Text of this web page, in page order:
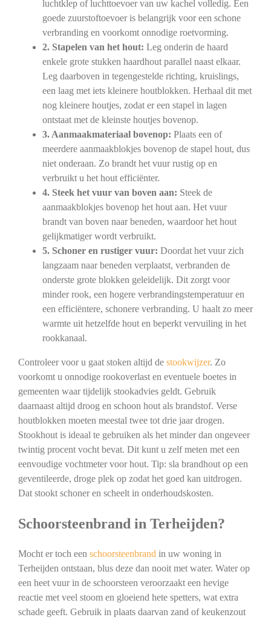
luchtklep of luchttoevoer van uw kachel volledig. Een
goede zuurstoftoevoer is belangrijk voor een schone
verbranding en voorkomt onnodige roetvorming.
2. Stapelen van het hout: Leg onderin de haard
enkele grote stukken haardhout parallel naast elkaar.
Leg daarboven in tegengestelde richting, kruislings,
een laag met iets kleinere houtblokken. Herhaal dit met
nog kleinere houtjes, zodat er een stapel in lagen
ontstaat met de kleinste houtjes bovenop.
3. Aanmaakmateriaal bovenop: Plaats een of
meerdere aanmaakblokjes bovenop de stapel hout, dus
niet onderaan. Zo brandt het vuur rustig op en
verbruikt u het hout efficiënter.
4. Steek het vuur van boven aan: Steek de
aanmaakblokjes bovenop het hout aan. Het vuur
brandt van boven naar beneden, waardoor het hout
gelijkmatiger wordt verbruikt.
5. Schoner en rustiger vuur: Doordat het vuur zich
langzaam naar beneden verplaatst, verbranden de
onderste grote blokken geleidelijk. Dit zorgt voor
minder rook, een hogere verbrandingstemperatuur en
een efficiëntere, schonere verbranding. U haalt zo meer
warmte uit hetzelfde hout en beperkt vervuiling in het
rookkanaal.
Controleer voor u gaat stoken altijd de stookwijzer. Zo
voorkomt u onnodige rookoverlast en eventuele boetes in
gemeenten waar tijdelijk stookadvies geldt. Gebruik
daarnaast altijd droog en schoon hout als brandstof. Verse
houtblokken moeten meestal twee tot drie jaar drogen.
Stookhout is ideaal te gebruiken als het minder dan ongeveer
twintig procent vocht bevat. Dit kunt u zelf meten met een
eenvoudige vochtmeter voor hout. Tip: sla brandhout op een
geventileerde, droge plek op zodat het goed kan uitdrogen.
Dat stookt schoner en scheelt in onderhoudskosten.
Schoorsteenbrand in Terheijden?
Mocht er toch een schoorsteenbrand in uw woning in
Terheijden ontstaan, blus deze dan nooit met water. Water op
een heet vuur in de schoorsteen veroorzaakt een hevige
reactie met veel stoom en gloeiend hete spetters, wat extra
schade geeft. Gebruik in plaats daarvan zand of keukenzout